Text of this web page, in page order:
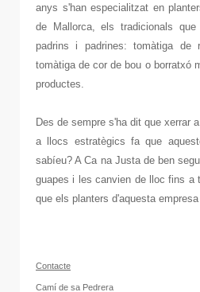
anys s'han especialitzat en
de Mallorca, els tradicionals
padrins i padrines: tomàtiga de
tomàtiga de cor de bou o borratxó
productes.
Des de sempre s'ha dit que xerrar
a llocs estratègics fa que
sabíeu? A Ca na Justa de ben
guapes i les canvien de lloc fins a
que els planters d'aquesta
Contacte
Camí de sa Pedrera